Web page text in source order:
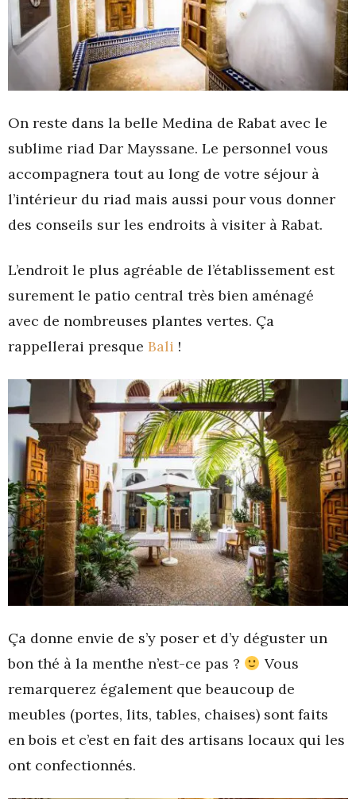
On reste dans la belle Medina de Rabat avec le
sublime riad Dar Mayssane. Le personnel vous
accompagnera tout au long de votre séjour à
l’intérieur du riad mais aussi pour vous donner
des conseils sur les endroits à visiter à Rabat.
L’endroit le plus agréable de l’établissement est
surement le patio central très bien aménagé
avec de nombreuses plantes vertes. Ça
rappellerai presque Bali !
Ça donne envie de s’y poser et d’y déguster un
bon thé à la menthe n’est-ce pas ?
Vous
remarquerez également que beaucoup de
meubles (portes, lits, tables, chaises) sont faits
en bois et c’est en fait des artisans locaux qui les
ont confectionnés.